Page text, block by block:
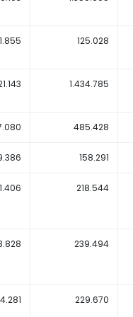
125.028
1.434.785
485.428
158.291
218.544
239.494
229.670